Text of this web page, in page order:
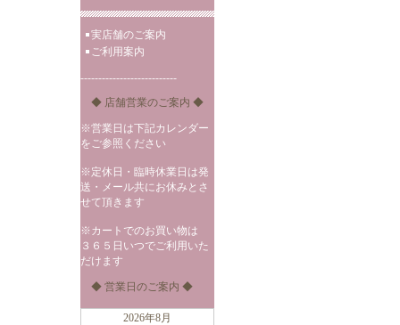
実店舗のご案内
ご利用案内
---------------------------
◆ 店舗営業のご案内 ◆
※営業日は下記カレンダー
をご参照ください
※定休日・臨時休業日は発
送・メール共にお休みとさ
せて頂きます
※カートでのお買い物は
３６５日いつでご利用いた
だけます
◆ 営業日のご案内 ◆
2026年8月